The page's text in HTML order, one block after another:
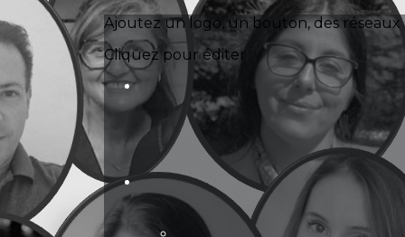
Exporter les lignes sélectionnées
Exporter toutes les colonnes
Exporter uniquement les colonnes affichées
Menu
Ajoutez un logo, un bouton, des réseaux
Cliquez pour éditer
Images de la page d'accueil
Cliquez pour éditer